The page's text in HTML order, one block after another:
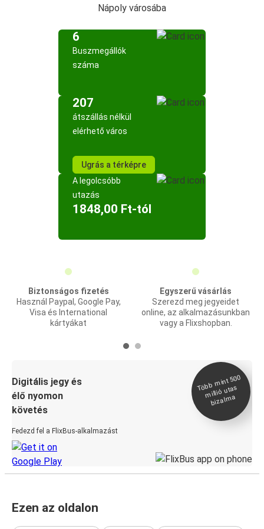
Nápoly városába
6
Buszmegállók
száma
207
átszállás nélkül
elérhető város
Ugrás a térképre
A legolcsóbb
utazás
1848,00 Ft-tól
Biztonságos fizetés
Használ Paypal, Google Pay,
Visa és International
kártyákat
Egyszerű vásárlás
Szerezd meg jegyeidet
online, az alkalmazásunkban
vagy a Flixshopban.
Digitális jegy és
élő nyomon
követés
Fedezd fel a FlixBus-alkalmazást
Több
mint 500
millió utas
bizal
ma
Ezen az oldalon